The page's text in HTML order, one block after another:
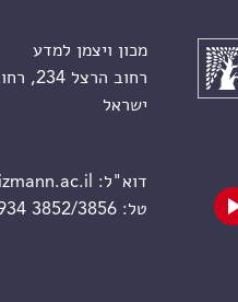
מכון ויצמן למדע
רחוב הרצל 234, רחובות 7610001
ישראל
דוא"ל:
טל:3852/3856